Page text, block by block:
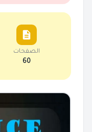
الصفحات
60